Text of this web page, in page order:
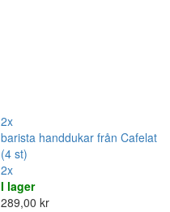
2x
barista handdukar från Cafelat
(4 st)
2x
I lager
289,00 kr